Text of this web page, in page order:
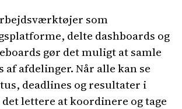
som
delte dashboards og
gør det muligt at samle
afdelinger. Når alle kan se
deadlines og resultater i
lettere at koordinere og tage